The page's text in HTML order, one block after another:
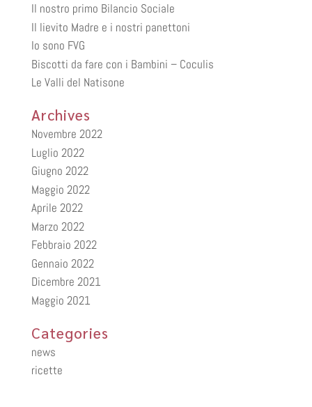
Il nostro primo Bilancio Sociale
Il lievito Madre e i nostri panettoni
Io sono FVG
Biscotti da fare con i Bambini – Coculis
Le Valli del Natisone
Archives
Novembre 2022
Luglio 2022
Giugno 2022
Maggio 2022
Aprile 2022
Marzo 2022
Febbraio 2022
Gennaio 2022
Dicembre 2021
Maggio 2021
Categories
news
ricette